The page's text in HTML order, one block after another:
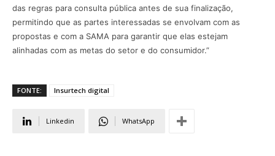
das regras para consulta pública antes de sua finalização,
permitindo que as partes interessadas se envolvam com as
propostas e com a SAMA para garantir que elas estejam
alinhadas com as metas do setor e do consumidor.”
FONTE: Insurtech digital
Linkedin WhatsApp